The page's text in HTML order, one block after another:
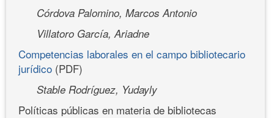
Córdova Palomino, Marcos Antonio
Villatoro García, Ariadne
Competencias laborales en el campo bibliotecario
jurídico (PDF)
Stable Rodríguez, Yudayly
Políticas públicas en materia de bibliotecas